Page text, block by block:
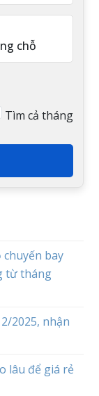
Tìm cả tháng
bay
từ tháng
2025, nhận
lâu để giá rẻ